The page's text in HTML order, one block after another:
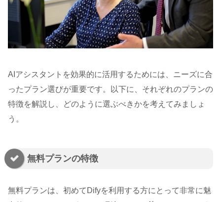
AIアシスタントを効果的に活用するためには、ニーズに合
ったプラン選びが重要です。以下に、それぞれのプランの
特徴を解説し、どのように選ぶべきかを考えてみましょ
う。
無料プランの特徴
無料プランは、初めてDifyを利用する方にとって非常に魅